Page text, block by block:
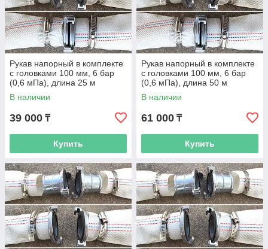
Рукав напорный в комплекте
с головками 100 мм, 6 бар
(0,6 мПа), длина 25 м
В наличии
39 000 ₸
Купить
Рукав напорный в комплекте
с головками 100 мм, 6 бар
(0,6 мПа), длина 50 м
В наличии
61 000 ₸
Купить